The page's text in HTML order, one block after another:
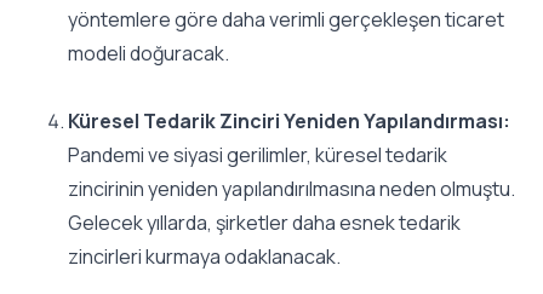
yöntemlere göre daha verimli gerçekleşen ticaret
modeli doğuracak.
Küresel Tedarik Zinciri Yeniden Yapılandırması:
Pandemi ve siyasi gerilimler, küresel tedarik
zincirinin yeniden yapılandırılmasına neden olmuştu.
Gelecek yıllarda, şirketler daha esnek tedarik
zincirleri kurmaya odaklanacak.